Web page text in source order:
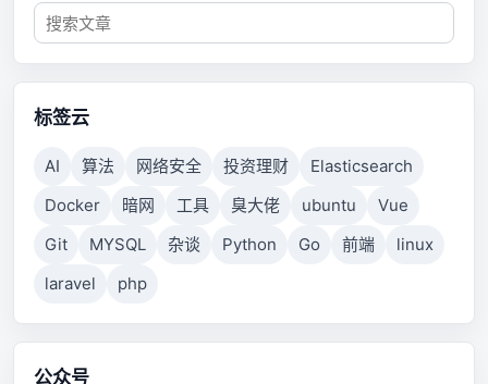
标签云
AI 算法 网络安全 投资理财
Elasticsearch
Docker
暗网 工具 臭大佬 ubuntu
Vue
Git
MYSQL 杂谈 Python Go 前端
linux
laravel
php
公众号